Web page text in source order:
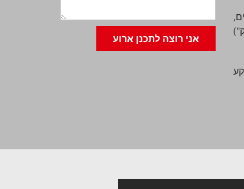
מ') ותאורת רקע
אני רוצה לתכנן ארוע